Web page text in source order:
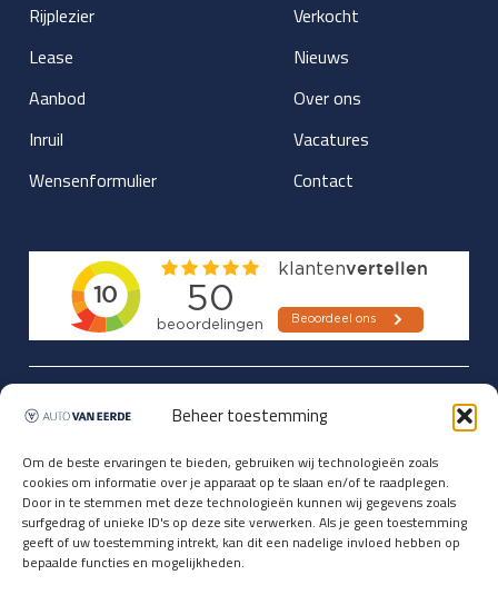
Beheer toestemming
Om de beste ervaringen te bieden, gebruiken wij technologieën zoals
cookies om informatie over je apparaat op te slaan en/of te raadplegen.
Door in te stemmen met deze technologieën kunnen wij gegevens zoals
surfgedrag of unieke ID's op deze site verwerken. Als je geen toestemming
geeft of uw toestemming intrekt, kan dit een nadelige invloed hebben op
bepaalde functies en mogelijkheden.
Rijplezier
Lease
Aanbod
Inruil
Wensenformulier
Verkocht
Nieuws
Over ons
Vacatures
Contact
Updates over nieuwbinnen-komers
vóórdat ze op de portals staan?
Registreer je hier.
E-mailadres *